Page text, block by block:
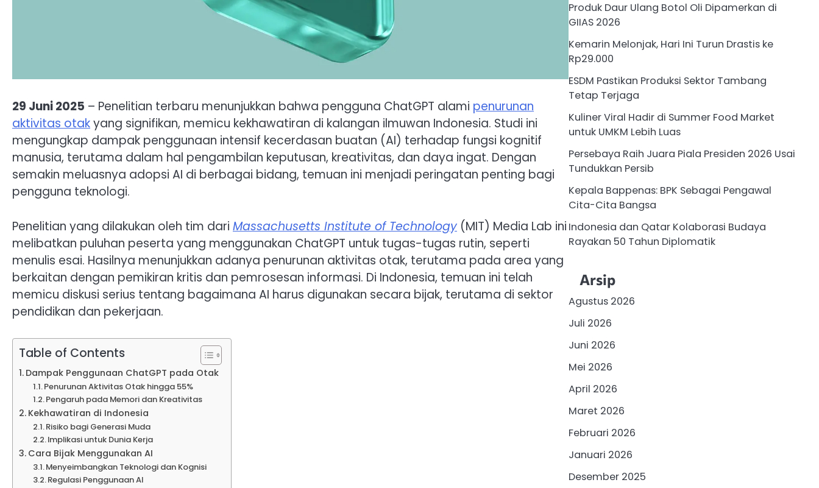
29 Juni 2025 – Penelitian terbaru menunjukkan bahwa pengguna ChatGPT alami penurunan
aktivitas otakyang signifikan, memicu kekhawatiran di kalangan ilmuwan Indonesia. Studi ini
mengungkap dampak penggunaan intensif kecerdasan buatan (AI) terhadap fungsi kognitif
manusia, terutama dalam hal pengambilan keputusan, kreativitas, dan daya ingat. Dengan
semakin meluasnya adopsi AI di berbagai bidang, temuan ini menjadi peringatan penting bagi
pengguna teknologi.
Penelitian yang dilakukan oleh tim dari Massachusetts Institute of Technology (MIT) Media Lab ini
melibatkan puluhan peserta yang menggunakan ChatGPT untuk tugas-tugas rutin, seperti
menulis esai. Hasilnya menunjukkan adanya penurunan aktivitas otak, terutama pada area yang
berkaitan dengan pemikiran kritis dan pemrosesan informasi. Di Indonesia, temuan ini telah
memicu diskusi serius tentang bagaimana AI harus digunakan secara bijak, terutama di sektor
pendidikan dan pekerjaan.
Table of Contents
Dampak Penggunaan ChatGPT pada Otak
Penurunan Aktivitas Otak hingga 55%
Pengaruh pada Memori dan Kreativitas
Kekhawatiran di Indonesia
Risiko bagi Generasi Muda
Implikasi untuk Dunia Kerja
Cara Bijak Menggunakan AI
Menyeimbangkan Teknologi dan Kognisi
Regulasi Penggunaan AI
Produk Daur Ulang Botol Oli Dipamerkan di
GIIAS 2026
Kemarin Melonjak, Hari Ini Turun Drastis ke
Rp29.000
ESDM Pastikan Produksi Sektor Tambang
Tetap Terjaga
Kuliner Viral Hadir di Summer Food Market
untuk UMKM Lebih Luas
Persebaya Raih Juara Piala Presiden 2026 Usai
Tundukkan Persib
Kepala Bappenas: BPK Sebagai Pengawal
Cita-Cita Bangsa
Indonesia dan Qatar Kolaborasi Budaya
Rayakan 50 Tahun Diplomatik
Arsip
Agustus 2026
Juli 2026
Juni 2026
Mei 2026
April 2026
Maret 2026
Februari 2026
Januari 2026
Desember 2025